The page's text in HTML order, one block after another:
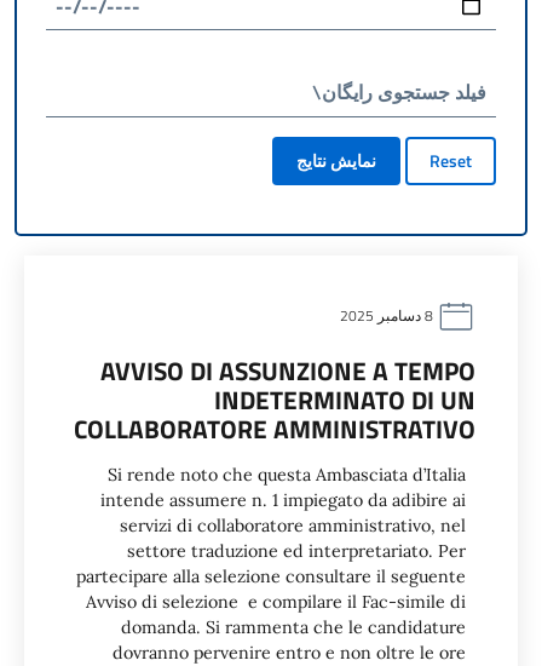
فیلد جستجوی رایگان\
Reset نمایش نتایج
AVVISO DI ASSUNZIONE A TEMPO
INDETERMINATO DI UN
COLLABORATORE AMMINISTRATIVO
Si rende noto che questa Ambasciata d’Italia
intende assumere n. 1 impiegato da adibire ai
servizi di collaboratore amministrativo, nel
settore traduzione ed interpretariato. Per
partecipare alla selezione consultare il seguente
Avviso di selezione e compilare il Fac-simile di
domanda. Si rammenta che le candidature
dovranno pervenire entro e non oltre le ore